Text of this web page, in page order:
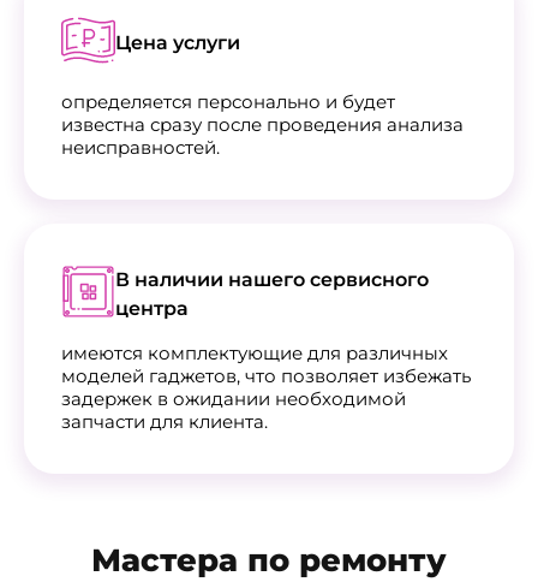
Цена услуги
определяется персонально и будет
известна сразу после проведения анализа
неисправностей.
В наличии нашего сервисного
центра
имеются комплектующие для различных
моделей гаджетов, что позволяет избежать
задержек в ожидании необходимой
запчасти для клиента.
Мастера по ремонту